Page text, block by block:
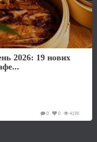
2026: 19 нових
4198
0
0